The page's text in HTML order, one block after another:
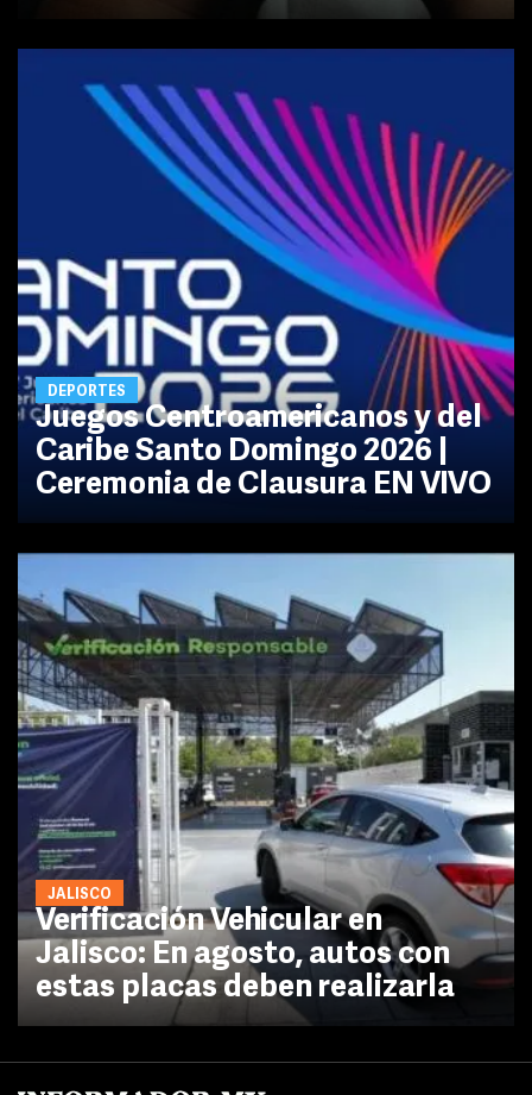
DEPORTES
Juegos Centroamericanos y del
Caribe Santo Domingo 2026 |
Ceremonia de Clausura EN VIVO
JALISCO
Verificación Vehicular en
Jalisco: En agosto, autos con
estas placas deben realizarla